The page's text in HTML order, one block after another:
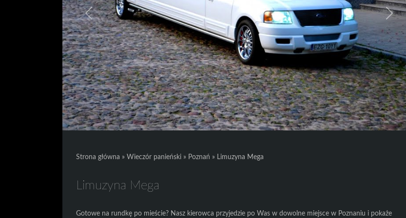
Previous Next
Strona główna » Wieczór panieński » Poznań » Limuzyna Mega
Limuzyna Mega
Gotowe na rundkę po mieście? Nasz kierowca przyjedzie po Was w dowolne miejsce w Poznaniu i pokaże